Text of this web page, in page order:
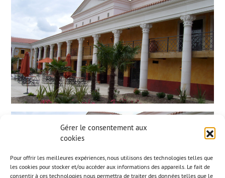
Gérer le consentement aux
cookies
Pour offrir les meilleures expériences, nous utilisons des technologies telles que
les cookies pour stocker et/ou accéder aux informations des appareils. Le fait de
consentir à ces technologies nous permettra de traiter des données telles que le